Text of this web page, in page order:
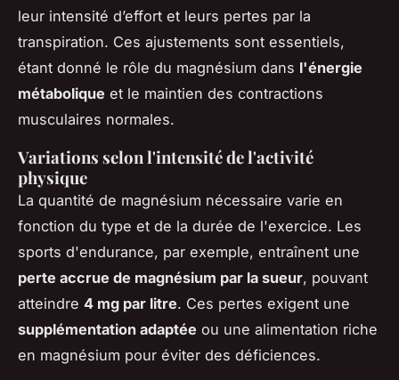
leur intensité d’effort et leurs pertes par la
transpiration. Ces ajustements sont essentiels,
étant donné le rôle du magnésium dans l'énergie
métabolique et le maintien des contractions
musculaires normales.
Variations selon l'intensité de l'activité
physique
La quantité de magnésium nécessaire varie en
fonction du type et de la durée de l'exercice. Les
sports d'endurance, par exemple, entraînent une
perte accrue de magnésium par la sueur, pouvant
atteindre 4 mg par litre. Ces pertes exigent une
supplémentation adaptée ou une alimentation riche
en magnésium pour éviter des déficiences.